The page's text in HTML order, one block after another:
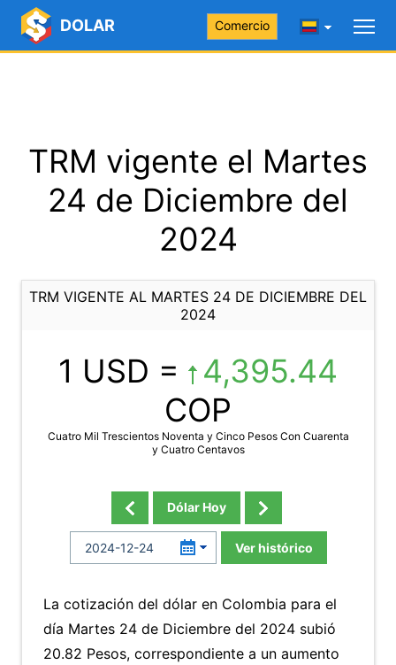
DOLAR Comercio
TRM vigente el Martes
24 de Diciembre del
2024
TRM VIGENTE AL MARTES 24 DE DICIEMBRE DEL
2024
1 USD =
4,395.44
COP
Cuatro Mil Trescientos Noventa y Cinco Pesos Con Cuarenta
y Cuatro Centavos
Dólar Hoy
Ver histórico
La cotización del dólar en Colombia para el
día Martes 24 de Diciembre del 2024 subió
20.82 Pesos, correspondiente a un aumento